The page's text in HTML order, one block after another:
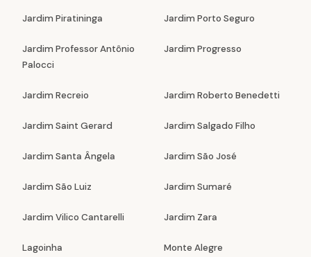
Jardim Piratininga Jardim Porto Seguro
Jardim Professor Antônio
Palocci
Jardim Progresso
Jardim Recreio Jardim Roberto Benedetti
Jardim Saint Gerard Jardim Salgado Filho
Jardim Santa Ângela Jardim São José
Jardim São Luiz Jardim Sumaré
Jardim Vilico Cantarelli Jardim Zara
Lagoinha Monte Alegre